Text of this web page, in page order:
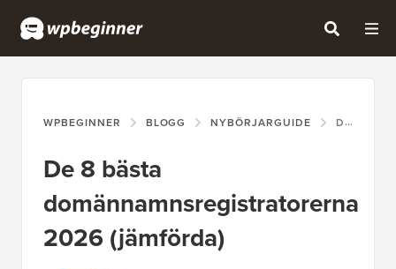
WPBEGINNER BLOGG NYBÖRJARGUIDE DE 8 BÄSTA DOMÄNNAMNSREGISTRATORERNA 2026 (JÄMFÖRDA)
De 8 bästa
domännamnsregistratorerna
2026 (jämförda)